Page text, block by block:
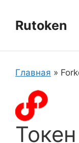
содержимому
Rutoken
Главная »